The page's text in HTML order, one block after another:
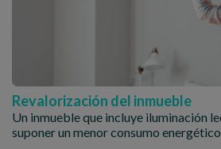
Revalorización del inmueble
Un inmueble que incluye iluminación
suponer un menor consumo energético.